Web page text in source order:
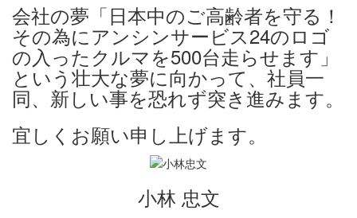
会社の夢「日本中のご高齢者を守る！
その為にアンシンサービス24のロゴ
の入ったクルマを500台走らせます」
という壮大な夢に向かって、社員一
同、新しい事を恐れず突き進みます。
宜しくお願い申し上げます。
小林 忠文